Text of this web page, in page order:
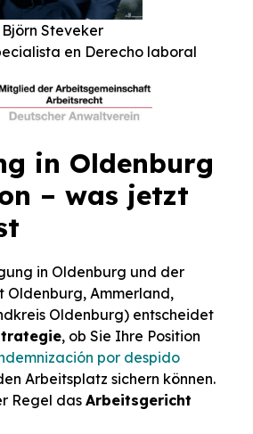
Björn Steveker
en Derecho laboral
in Oldenburg
– was jetzt
in Oldenburg und der
Oldenburg, Ammerland,
Oldenburg) entscheidet
, ob Sie Ihre Position
por despido
Arbeitsplatz sichern können.
Regel das Arbeitsgericht